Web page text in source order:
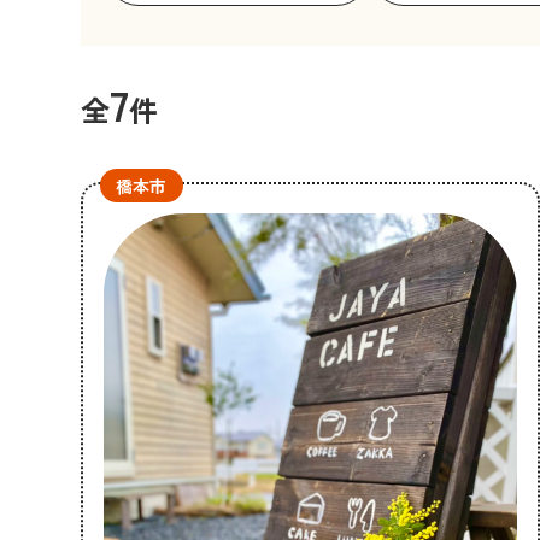
全7件
橋本市